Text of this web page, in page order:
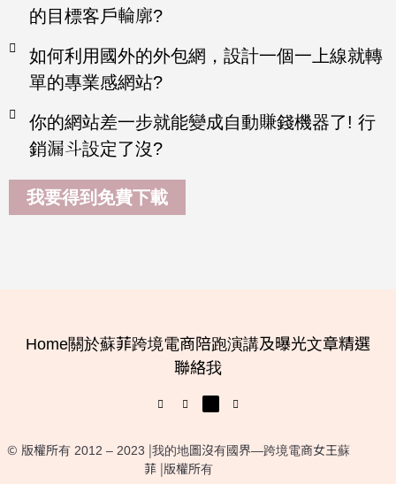
的目標客戶輪廓?
如何利用國外的外包網，設計一個一上線就轉
單的專業感網站?
你的網站差一步就能變成自動賺錢機器了! 行
銷漏斗設定了沒?
我要得到免費下載
Home關於蘇菲跨境電商陪跑演講及曝光文章精選
聯絡我
© 版權所有 2012 – 2023 |我的地圖沒有國界—跨境電商女王蘇
菲 |版權所有